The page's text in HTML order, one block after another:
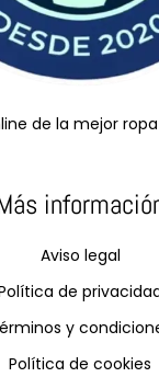
de la mejor
Aviso legal
de
y
Política de cookies